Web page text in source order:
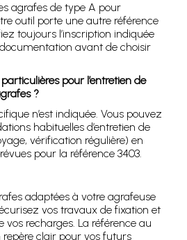
agrafes de type A pour
outil porte une autre référence
toujours l’inscription indiquée
avant de choisir
pour l’entretien de
?
n’est indiquée. Vous pouvez
habituelles d’entretien de
vérification régulière) en
pour la référence 3403.
adaptées à votre agrafeuse
vos travaux de fixation et
vos recharges. La référence au
clair pour vos futurs